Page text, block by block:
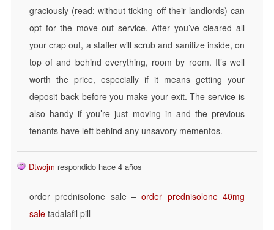
graciously (read: without ticking off their landlords) can
opt for the move out service. After you’ve cleared all
your crap out, a staffer will scrub and sanitize inside, on
top of and behind everything, room by room. It’s well
worth the price, especially if it means getting your
deposit back before you make your exit. The service is
also handy if you’re just moving in and the previous
tenants have left behind any unsavory mementos.
Dtwojm respondido hace 4 años
order prednisolone sale –order prednisolone 40mg
sale tadalafil pill